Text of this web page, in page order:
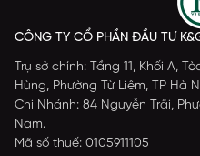
CÔNG TY CỔ PHẦN ĐẦU TƯ
Trụ sở chính: Tầng 11, Khối A,
Hùng, Phường Từ Liêm, TP Hà
Chi Nhánh: 84 Nguyễn Trãi,
Nam.
Mã số thuế: 0105911105